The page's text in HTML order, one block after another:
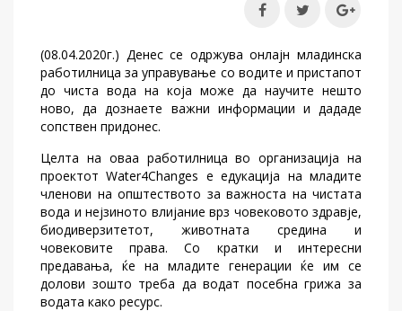
(08.04.2020г.) Денес се одржува онлајн младинска
работилница за управување со водите и пристапот
до чиста вода на која може да научите нешто
ново, да дознаете важни информации и дададе
сопствен придонес.
Целта на оваа работилница во организација на
проектот Water4Changes е едукација на младите
членови на општеството за важноста на чистата
вода и нејзиното влијание врз човековото здравје,
биодиверзитетот, животната средина и
човековите права. Со кратки и интересни
предавања, ќе на младите генерации ќе им се
долови зошто треба да водат посебна грижа за
водата како ресурс.